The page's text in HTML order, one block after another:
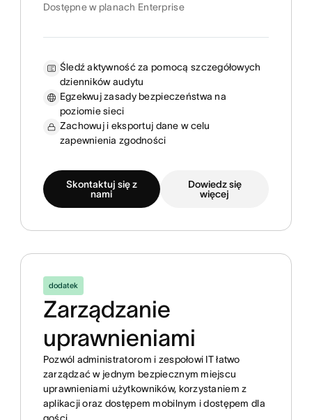
Dostępne w planach Enterprise
Śledź aktywność za pomocą szczegółowych
dzienników audytu
Egzekwuj zasady bezpieczeństwa na
poziomie sieci
Zachowuj i eksportuj dane w celu
zapewnienia zgodności
Skontaktuj się z
nami
Dowiedz się
więcej
dodatek
Zarządzanie
uprawnieniami
Pozwól administratorom i zespołowi IT łatwo
zarządzać w jednym bezpiecznym miejscu
uprawnieniami użytkowników, korzystaniem z
aplikacji oraz dostępem mobilnym i dostępem dla